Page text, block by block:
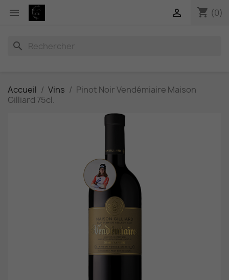
 shopping_cart (0)

search
Accueil Vins
Pinot Noir Vendémiaire Maison
Gilliard 75cl.